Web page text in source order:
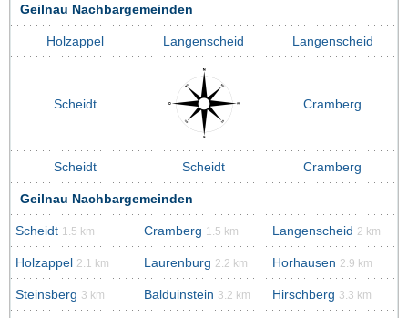
Geilnau Nachbargemeinden
Holzappel Langenscheid Langenscheid
Scheidt Cramberg
Scheidt Scheidt Cramberg
Geilnau Nachbargemeinden
Scheidt 1.5 km Cramberg 1.5 km Langenscheid 2 km
Holzappel 2.1 km Laurenburg 2.2 km Horhausen 2.9 km
Steinsberg 3 km Balduinstein 3.2 km Hirschberg 3.3 km